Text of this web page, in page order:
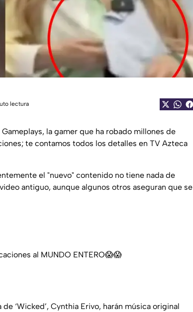
lectura
la gamer que ha robado millones de
te contamos todos los detalles en TV Azteca
el "nuevo" contenido no tiene nada de
antiguo, aunque algunos otros aseguran que se
al MUNDO ENTERO😱😱
‘Wicked’, Cynthia Erivo, harán música original